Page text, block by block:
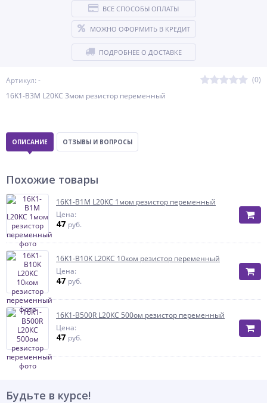
Артикул: -
(0)
16K1-B3M L20KC 3мом резистор переменный
ВСЕ СПОСОБЫ ОПЛАТЫ
МОЖНО ОФОРМИТЬ В КРЕДИТ
ПОДРОБНЕЕ О ДОСТАВКЕ
ОПИСАНИЕ ОТЗЫВЫ И ВОПРОСЫ
Похожие товары
16K1-B1M L20KC 1мом резистор переменный
Цена:
47 руб.
16K1-B10K L20KC 10ком резистор переменный
Цена:
47 руб.
16K1-B500R L20KC 500ом резистор переменный
Цена:
47 руб.
Будьте в курсе!